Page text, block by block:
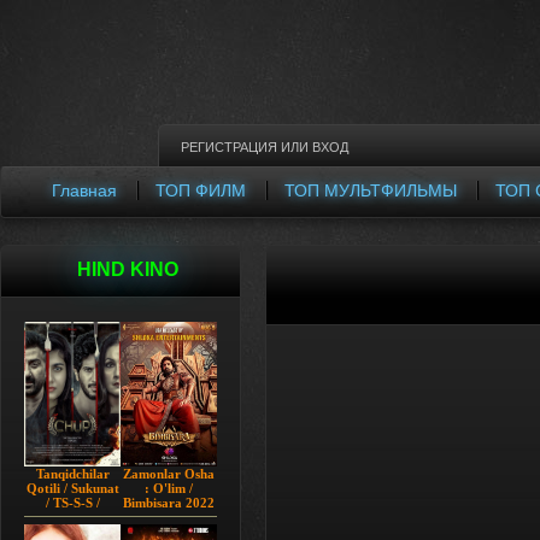
РЕГИСТРАЦИЯ ИЛИ ВХОД
ТОП
ТОП МУЛЬТФИЛЬМЫ
ТОП ФИЛМ
Главная
HIND KINO
Tanqidchilar
Qotili / Sukunat
/ TS-S-S /
Jimjitlik
Ortidagi Sir /
Zamonlar Osha
: O'lim /
Bimbisara 2022
Hind kino
Uzbek tilida